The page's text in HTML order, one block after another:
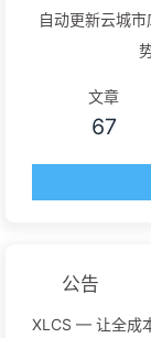
自动更新云城
文章
67
公告
XLCS — 让全成